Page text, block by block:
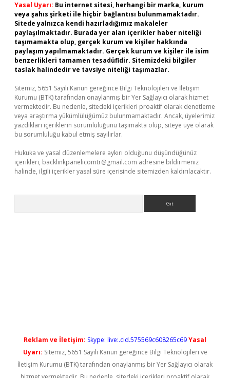
Yasal Uyarı: Bu internet sitesi, herhangi bir marka, kurum
veya şahıs şirketi ile hiçbir bağlantısı bulunmamaktadır.
Sitede yalnızca kendi hazırladığımız makaleler
paylaşılmaktadır. Burada yer alan içerikler haber niteliği
taşımamakta olup, gerçek kurum ve kişiler hakkında
paylaşım yapılmamaktadır. Gerçek kurum ve kişiler ile isim
benzerlikleri tamamen tesadüfidir. Sitemizdeki bilgiler
taslak halindedir ve tavsiye niteliği taşımazlar.
Sitemiz, 5651 Sayılı Kanun gereğince Bilgi Teknolojileri ve İletişim
Kurumu (BTK) tarafından onaylanmış bir Yer Sağlayıcı olarak hizmet
vermektedir. Bu nedenle, sitedeki içerikleri proaktif olarak denetleme
veya araştırma yükümlülüğümüz bulunmamaktadır. Ancak, üyelerimiz
yazdıkları içeriklerin sorumluluğunu taşımakta olup, siteye üye olarak
bu sorumluluğu kabul etmiş sayılırlar.
Hukuka ve yasal düzenlemelere aykırı olduğunu düşündüğünüz
içerikleri, backlinkpanelicomtr@gmail.com adresine bildirmeniz
halinde, ilgili içerikler yasal süre içerisinde sitemizden kaldırılacaktır.
Reklam ve İletişim: Skype: live:.cid.575569c608265c69Yasal
Uyarı: Sitemiz, 5651 Sayılı Kanun gereğince Bilgi Teknolojileri ve
İletişim Kurumu (BTK) tarafından onaylanmış bir Yer Sağlayıcı olarak